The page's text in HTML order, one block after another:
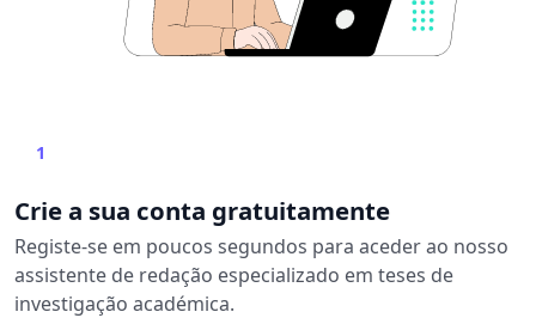
1
Crie a sua conta gratuitamente
Registe-se em poucos segundos para aceder ao nosso
assistente de redação especializado em teses de
investigação académica.